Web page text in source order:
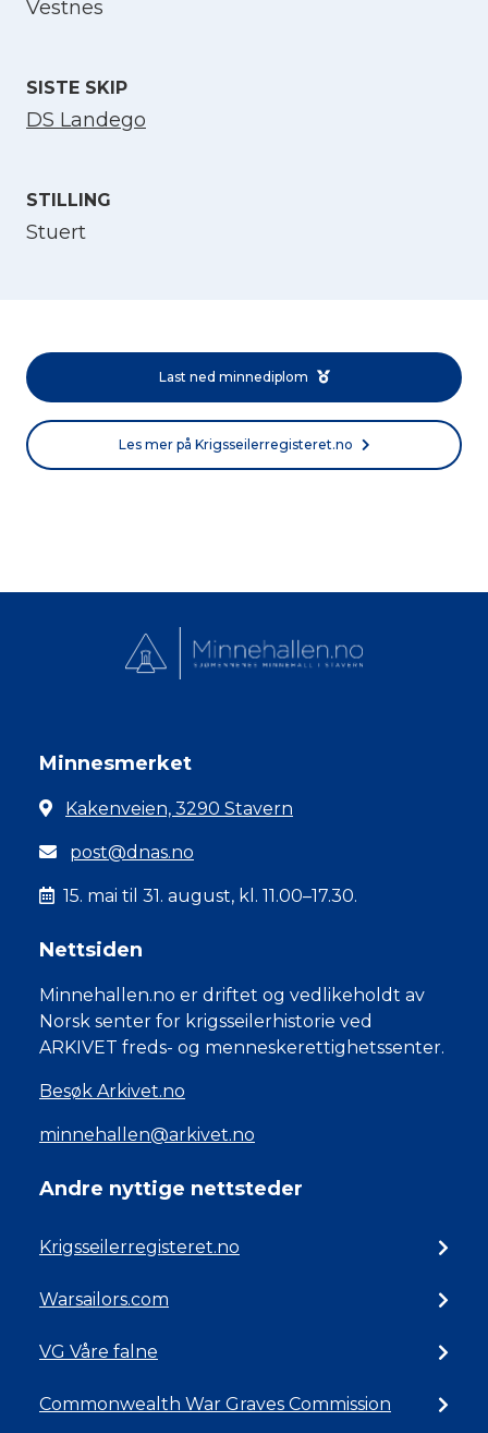
Vestnes
SISTE SKIP
DS Landego
STILLING
Stuert
Last ned minnediplom
Les mer på Krigsseilerregisteret.no
Minnesmerket
Kakenveien, 3290 Stavern
post@dnas.no
15. mai til 31. august, kl. 11.00–17.30.
Nettsiden
Minnehallen.no er driftet og vedlikeholdt av
Norsk senter for krigsseilerhistorie ved
ARKIVET freds- og menneskerettighetssenter.
Besøk Arkivet.no
minnehallen@arkivet.no
Andre nyttige nettsteder
Krigsseilerregisteret.no
Warsailors.com
VG Våre falne
Commonwealth War Graves Commission
Norsk bokmål